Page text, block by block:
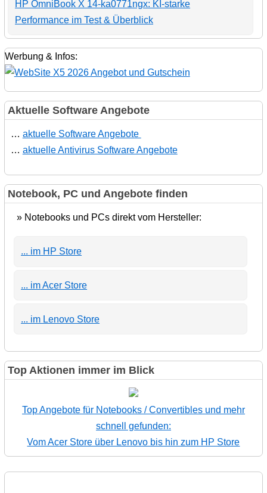
HP OmniBook X 14-ka0771ngx: KI-starke
Performance im Test & Überblick
Werbung & Infos:
Aktuelle Software Angebote
… aktuelle Software Angebote
… aktuelle Antivirus Software Angebote
Notebook, PC und Angebote finden
» Notebooks und PCs direkt vom Hersteller:
... im HP Store
... im Acer Store
... im Lenovo Store
Top Aktionen immer im Blick
Top Angebote für Notebooks / Convertibles und mehr
schnell gefunden:
Vom Acer Store über Lenovo bis hin zum HP Store